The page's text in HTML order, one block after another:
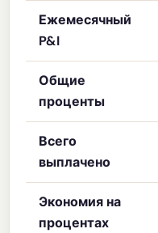
Ежемесячный
P&I
Общие
проценты
Всего
выплачено
Экономия на
процентах